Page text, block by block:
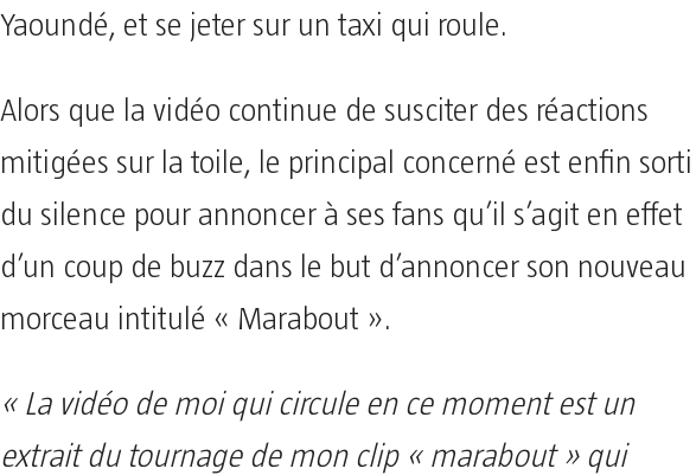
Yaoundé, et se jeter sur un taxi qui roule.
Alors que la vidéo continue de susciter des réactions
mitigées sur la toile, le principal concerné est enfin sorti
du silence pour annoncer à ses fans qu’il s’agit en effet
d’un coup de buzz dans le but d’annoncer son nouveau
morceau intitulé « Marabout ».
« La vidéo de moi qui circule en ce moment est un
extrait du tournage de mon clip « marabout » qui